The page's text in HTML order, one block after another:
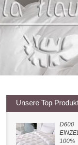
Unsere Top
D600
100%